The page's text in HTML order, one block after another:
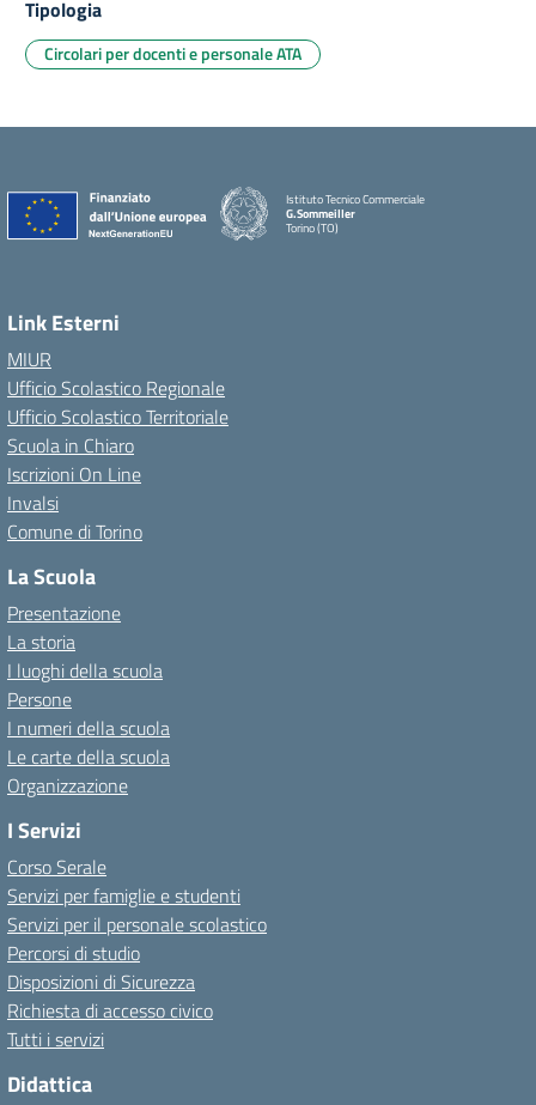
Tipologia
Circolari per docenti e personale ATA
Istituto Tecnico Commerciale
G.Sommeiller
Torino (TO)
Link Esterni
MIUR
Ufficio Scolastico Regionale
Ufficio Scolastico Territoriale
Scuola in Chiaro
Iscrizioni On Line
Invalsi
Comune di Torino
La Scuola
Presentazione
La storia
I luoghi della scuola
Persone
I numeri della scuola
Le carte della scuola
Organizzazione
I Servizi
Corso Serale
Servizi per famiglie e studenti
Servizi per il personale scolastico
Percorsi di studio
Disposizioni di Sicurezza
Richiesta di accesso civico
Tutti i servizi
Didattica